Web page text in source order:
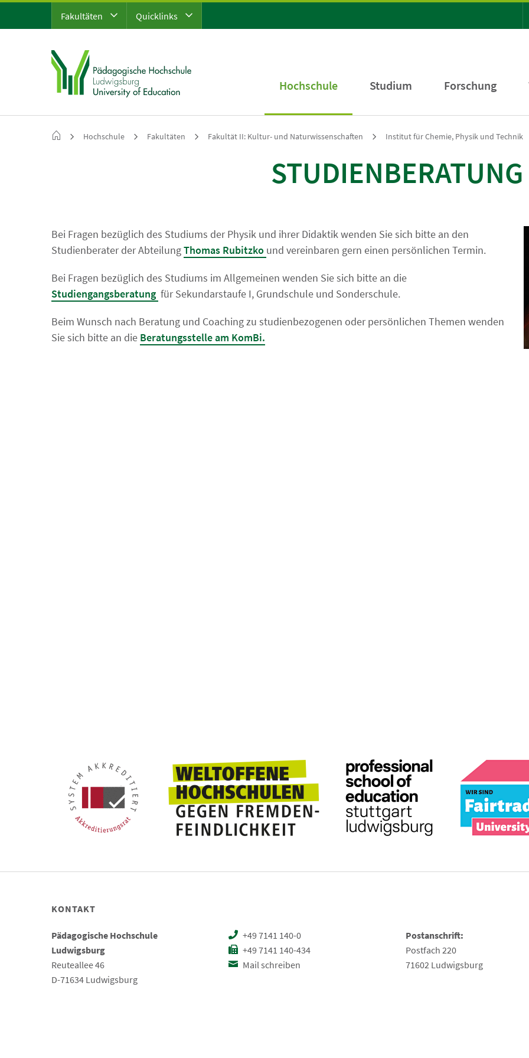
Fakultäten Quicklinks
Hochschule Studium Forschung
Hochschule Fakultäten Fakultät II: Kultur- und Naturwissenschaften Institut für Chemie, Physik und Technik
STUDIENBERATUNG
Bei Fragen bezüglich des Studiums der Physik und ihrer Didaktik wenden Sie sich bitte an den
Studienberater der AbteilungThomas Rubitzko und vereinbaren gern einen persönlichen Termin.
Bei Fragen bezüglich des Studiums im Allgemeinen wenden Sie sich bitte an die
Studiengangsberatung für Sekundarstaufe I, Grundschule und Sonderschule.
Beim Wunsch nach Beratung und Coaching zu studienbezogenen oder persönlichen Themen wenden
Sie sich bitte an die Beratungsstelle am KomBi.
KONTAKT
Pädagogische Hochschule
Ludwigsburg
Reuteallee 46
D-71634 Ludwigsburg
+49 7141 140-0
+49 7141 140-434
Mail schreiben
Postanschrift:
Postfach 220
71602 Ludwigsburg